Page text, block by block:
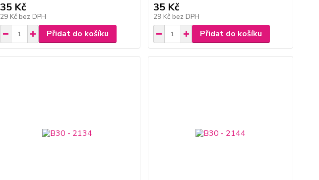
35 Kč
29 Kč bez DPH
Přidat do košíku
35 Kč
29 Kč bez DPH
Přidat do košíku